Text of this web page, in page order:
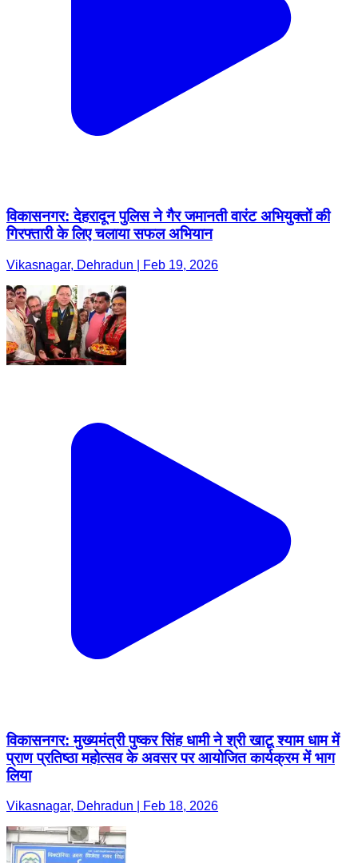
विकासनगर: देहरादून पुलिस ने गैर जमानती वारंट अभियुक्तों की
गिरफ्तारी के लिए चलाया सफल अभियान
Vikasnagar, Dehradun | Feb 19, 2026
विकासनगर: मुख्यमंत्री पुष्कर सिंह धामी ने श्री खाटू श्याम धाम में
प्राण प्रतिष्ठा महोत्सव के अवसर पर आयोजित कार्यक्रम में भाग
लिया
Vikasnagar, Dehradun | Feb 18, 2026